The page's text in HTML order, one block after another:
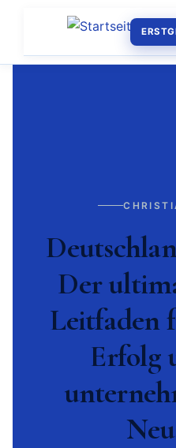
Der
Leitfaden
Erfolg